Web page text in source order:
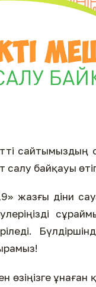
салу байқауы
жазғы діни
өзіңізге